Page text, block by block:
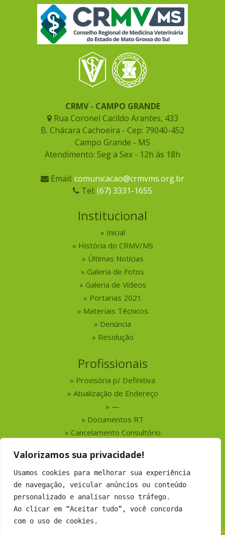
Valorizamos sua privacidade!
Usamos cookies para melhorar sua experiência
de navegação, veicular anúncios ou conteúdo
personalizado e analisar nosso tráfego.
Ao clicar em “Aceitar tudo”, você concorda
com o uso de cookies.
CRMV - CAMPO GRANDE
Rua Coronel Cacildo Arantes, 433
B. Chácara Cachoeira - Cep: 79040-452
Campo Grande - MS
Atendimento: Seg a Sex - 12h às 18h
Email: comunicacao@crmvms.org.br
Tel: (67) 3331-1655
Institucional
Inicial
História do CRMV/MS
Últimas Notícias
Galeria de Fotos
Galeria de Vídeos
Portarias 2021
Materiais Técnicos
Denúncia
Resolução
Profissionais
Provisória p/ Definitiva
Atualização de Endereço
—
Documentos RT
Cancelamento Consultório
Serviços
Busca por Profissionais
Busca por Empresas
Números do CRMV-MS